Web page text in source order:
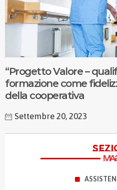
“Progetto Valore –
formazione come
della cooperativa
Settembre 20, 2023